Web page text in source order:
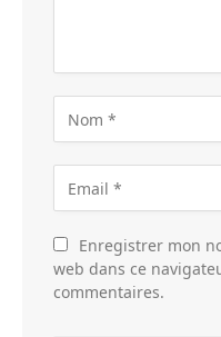
Enregistrer mon
web dans ce
commentaires.